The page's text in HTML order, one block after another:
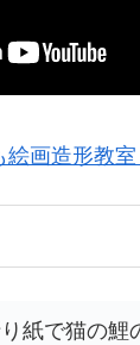
絵画造形教
紙で猫の鯉